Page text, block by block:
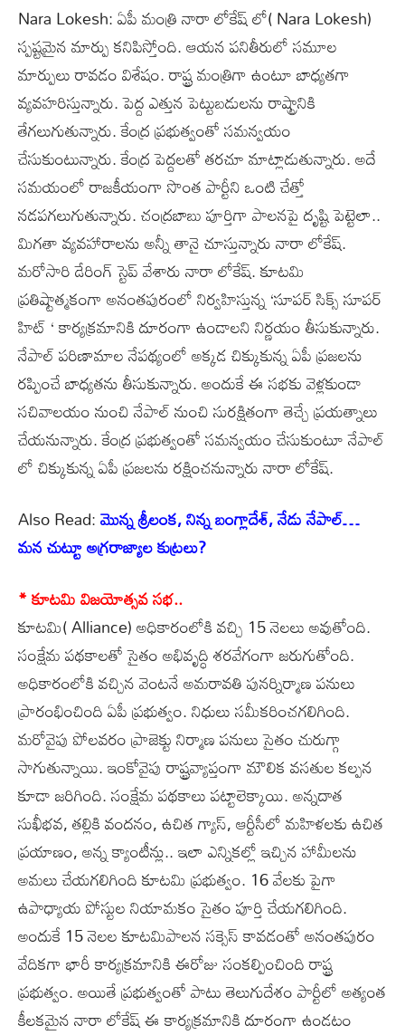
Nara Lokesh: ఏపీ మంత్రి నారా లోకేష్ లో( Nara Lokesh)
స్పష్టమైన మార్పు కనిపిస్తోంది. ఆయన పనితీరులో సమూల
మార్పులు రావడం విశేషం. రాష్ట్ర మంత్రిగా ఉంటూ బాధ్యతగా
వ్యవహరిస్తున్నారు. పెద్ద ఎత్తున పెట్టుబడులను రాష్ట్రానికి
తేగలుగుతున్నారు. కేంద్ర ప్రభుత్వంతో సమన్వయం
చేసుకుంటున్నారు. కేంద్ర పెద్దలతో తరచూ మాట్లాడుతున్నారు. అదే
సమయంలో రాజకీయంగా సొంత పార్టీని ఒంటి చేత్తో
నడపగలుగుతున్నారు. చంద్రబాబు పూర్తిగా పాలనపై దృష్టి పెట్టెలా..
మిగతా వ్యవహారాలను అన్నీ తానై చూస్తున్నారు నారా లోకేష్.
మరోసారి డేరింగ్ స్టెప్ వేశారు నారా లోకేష్. కూటమి
ప్రతిష్టాత్మకంగా అనంతపురంలో నిర్వహిస్తున్న ‘సూపర్ సిక్స్ సూపర్
హిట్ ‘ కార్యక్రమానికి దూరంగా ఉండాలని నిర్ణయం తీసుకున్నారు.
నేపాల్ పరిణామాల నేపథ్యంలో అక్కడ చిక్కుకున్న ఏపీ ప్రజలను
రప్పించే బాధ్యతను తీసుకున్నారు. అందుకే ఈ సభకు వెళ్లకుండా
సచివాలయం నుంచి నేపాల్ నుంచి సురక్షితంగా తెచ్చే ప్రయత్నాలు
చేయనున్నారు. కేంద్ర ప్రభుత్వంతో సమన్వయం చేసుకుంటూ నేపాల్
లో చిక్కుకున్న ఏపీ ప్రజలను రక్షించనున్నారు నారా లోకేష్.
Also Read:మొన్న శ్రీలంక, నిన్న బంగ్లాదేశ్, నేడు నేపాల్…
మన చుట్టూ అగ్రరాజ్యాల కుట్రలు?
* కూటమి విజయోత్సవ సభ..
కూటమి( Alliance) అధికారంలోకి వచ్చి 15 నెలలు అవుతోంది.
సంక్షేమ పథకాలతో సైతం అభివృద్ధి శరవేగంగా జరుగుతోంది.
అధికారంలోకి వచ్చిన వెంటనే అమరావతి పునర్నిర్మాణ పనులు
ప్రారంభించింది ఏపీ ప్రభుత్వం. నిధులు సమీకరించగలిగింది.
మరోవైపు పోలవరం ప్రాజెక్టు నిర్మాణ పనులు సైతం చురుగ్గా
సాగుతున్నాయి. ఇంకోవైపు రాష్ట్రవ్యాప్తంగా మౌలిక వసతుల కల్పన
కూడా జరిగింది. సంక్షేమ పథకాలు పట్టాలెక్కాయి. అన్నదాత
సుఖీభవ, తల్లికి వందనం, ఉచిత గ్యాస్, ఆర్టీసీలో మహిళలకు ఉచిత
ప్రయాణం, అన్న క్యాంటీన్లు.. ఇలా ఎన్నికల్లో ఇచ్చిన హామీలను
అమలు చేయగలిగింది కూటమి ప్రభుత్వం. 16 వేలకు పైగా
ఉపాధ్యాయ పోస్టుల నియామకం సైతం పూర్తి చేయగలిగింది.
అందుకే 15 నెలల కూటమిపాలన సక్సెస్ కావడంతో అనంతపురం
వేదికగా భారీ కార్యక్రమానికి ఈరోజు సంకల్పించింది రాష్ట్ర
ప్రభుత్వం. అయితే ప్రభుత్వంతో పాటు తెలుగుదేశం పార్టీలో అత్యంత
కీలకమైన నారా లోకేష్ ఈ కార్యక్రమానికి దూరంగా ఉండటం